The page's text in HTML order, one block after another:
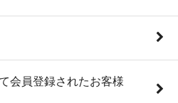
会員登録されたお客様